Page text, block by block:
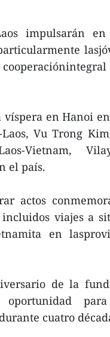
impulsarán en
víspera en Hanoi
Vu Trong
Vietnam,
el país.
actos
viajes a
en
de la
oportunidad
cuatro